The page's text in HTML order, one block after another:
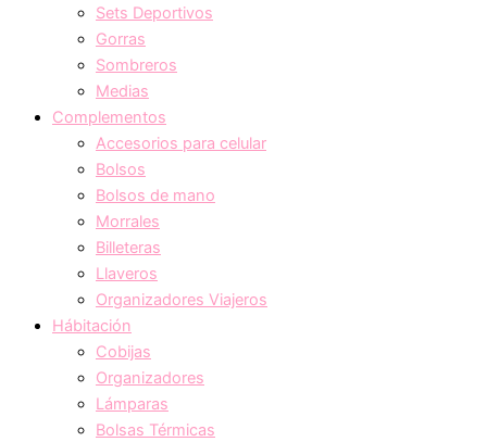
Sets Deportivos
Gorras
Sombreros
Medias
Complementos
Accesorios para celular
Bolsos
Bolsos de mano
Morrales
Billeteras
Llaveros
Organizadores Viajeros
Hábitación
Cobijas
Organizadores
Lámparas
Bolsas Térmicas